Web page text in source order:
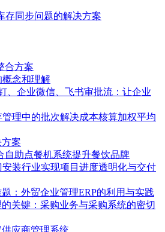
存同步问题的解决方案
合方案
概念和理解
、企业微信、飞书审批流：让企业
管理中的批次解决成本核算加权平均
案
自助点餐机系统提升餐饮品牌
安装行业实现项目进度透明化与交付
：外贸企业管理ERP的利用与实践
关键：采购业务与采购系统的密切
应商管理系统